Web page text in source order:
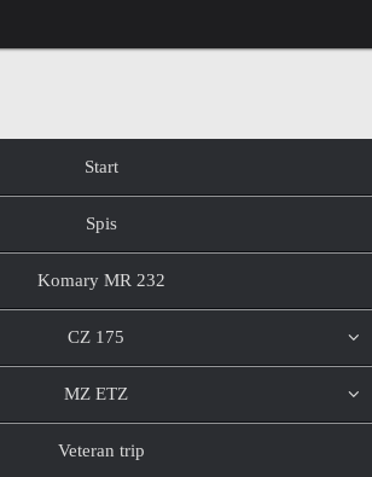
Start
Spis
Komary MR 232
CZ 175
MZ ETZ
Veteran trip